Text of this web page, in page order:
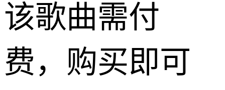
该歌曲需付
费，购买即可